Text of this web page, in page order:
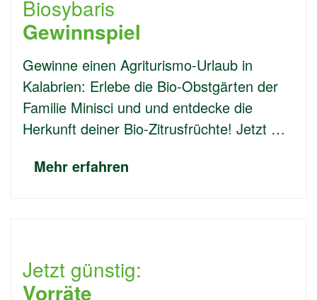
Biosybaris
Gewinnspiel
Gewinne einen Agriturismo-Urlaub in
Kalabrien: Erlebe die Bio-Obstgärten der
Familie Minisci und und entdecke die
Herkunft deiner Bio-Zitrusfrüchte! Jetzt …
Mehr erfahren
Jetzt günstig:
Vorräte